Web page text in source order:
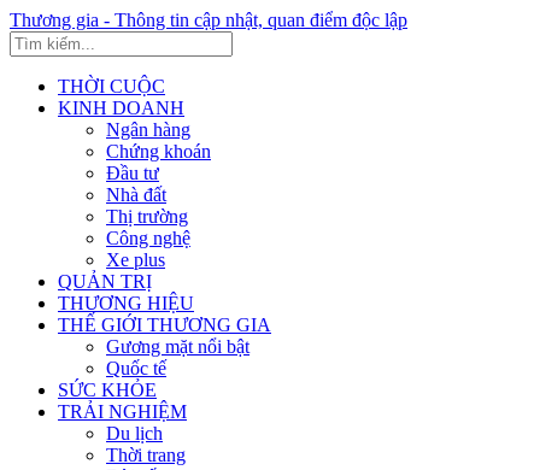
Thương gia - Thông tin cập nhật, quan điểm độc lập
THỜI CUỘC
KINH DOANH
Ngân hàng
Chứng khoán
Đầu tư
Nhà đất
Thị trường
Công nghệ
Xe plus
QUẢN TRỊ
THƯƠNG HIỆU
THẾ GIỚI THƯƠNG GIA
Gương mặt nổi bật
Quốc tế
SỨC KHỎE
TRẢI NGHIỆM
Du lịch
Thời trang